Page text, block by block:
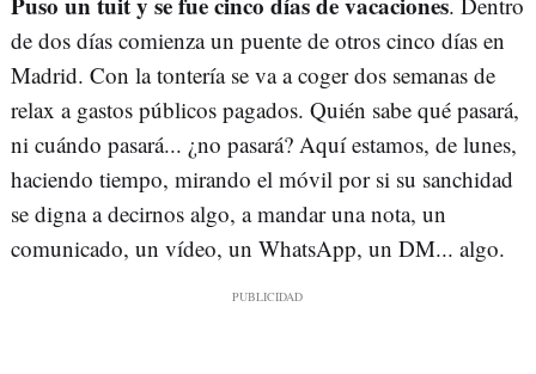
de dos días comienza un puente de otros cinco días en
Madrid. Con la tontería se va a coger dos semanas de
relax a gastos públicos pagados. Quién sabe qué pasará,
ni cuándo pasará... ¿no pasará? Aquí estamos, de lunes,
haciendo tiempo, mirando el móvil por si su sanchidad
se digna a decirnos algo, a mandar una nota, un
comunicado, un vídeo, un WhatsApp, un DM... algo.